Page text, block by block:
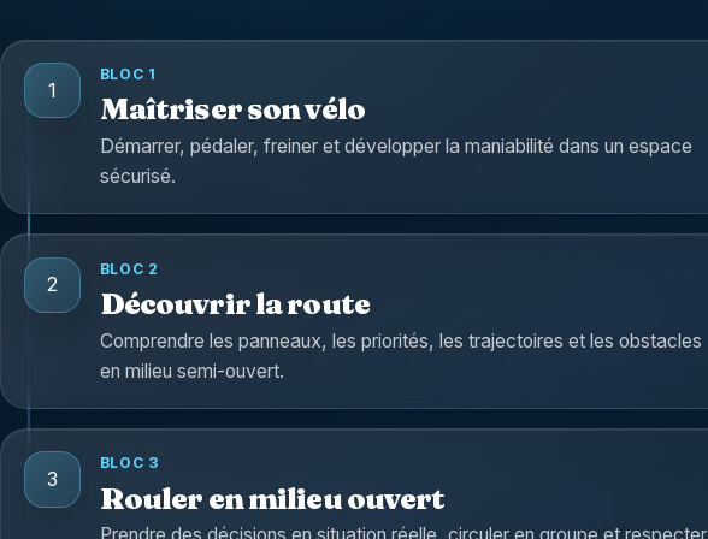
BLOC 1
Maîtriser son vélo
Démarrer, pédaler, freiner et développer la maniabilité dans un espace
sécurisé.
BLOC 2
Découvrir la route
Comprendre les panneaux, les priorités, les trajectoires et les obstacles
en milieu semi-ouvert.
BLOC 3
Rouler en milieu ouvert